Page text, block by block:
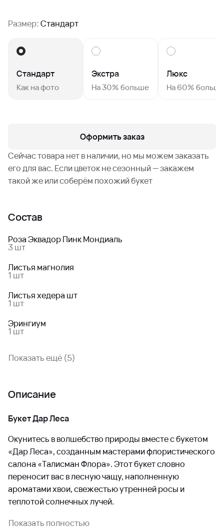
Размер:Стандарт
Стандарт
Как на фото
Экстра
На 30% больше
Люкс
На 60% больше
Оформить заказ
Сейчас товара нет в наличии, но мы можем заказать
его для вас. Если цветок не сезонный — закажем
такой же или соберём похожий букет
Состав
Роза Эквадор Пинк Мондиаль
3 шт
Листья магнолия
1 шт
Листья хедера шт
1 шт
Эрингиум
1 шт
Показать ещё (5)
Описание
Букет Дар Леса
Окунитесь в волшебство природы вместе с букетом
«Дар Леса», созданным мастерами флористического
салона «Талисман Флора». Этот букет словно
переносит вас в лесную чащу, наполненную
ароматами хвои, свежестью утренней росы и
теплотой солнечных лучей.
Почему выбирают именно этот букет:
Показать полностью